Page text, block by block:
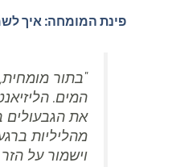
פינת המומחה: איך
המים.
את הגבעולים
מהליליות
וישמור על